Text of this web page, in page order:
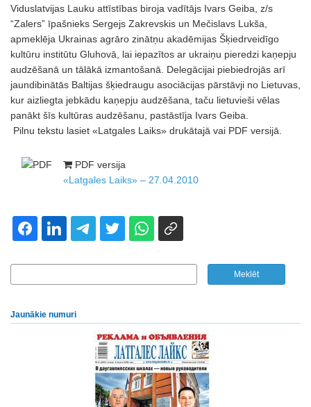
Viduslatvijas Lauku attīstības biroja vadītājs Ivars Geiba, z/s
“Zalers” īpašnieks Sergejs Zakrevskis un Mečislavs Lukša,
apmeklēja Ukrainas agrāro zinātņu akadēmijas Šķiedrveidīgo
kultūru institūtu Gluhovā, lai iepazītos ar ukraiņu pieredzi kaņepju
audzēšanā un tālākā izmantošanā. Delegācijai piebiedrojās arī
jaundibinātās Baltijas šķiedraugu asociācijas pārstāvji no Lietuvas,
kur aizliegta jebkādu kaņepju audzēšana, taču lietuvieši vēlas
panākt šīs kultūras audzēšanu, pastāstīja Ivars Geiba.
Pilnu tekstu lasiet «Latgales Laiks» drukātajā vai PDF versijā.
PDF versija
«Latgales Laiks» – 27.04.2010
Jaunākie numuri